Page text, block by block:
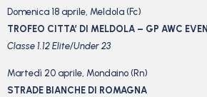
Domenica 18 aprile, Meldola (Fc)
TROFEO CITTA’ DI MELDOLA – GP AWC
Classe 1.12 Elite/Under 23
Martedì 20 aprile, Mondaino (Rn)
STRADE BIANCHE DI ROMAGNA